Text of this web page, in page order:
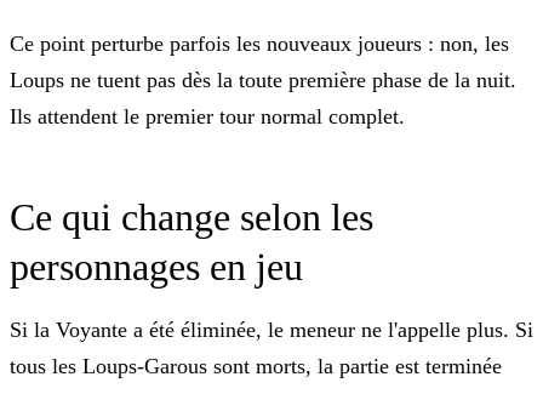
Ce point perturbe parfois les nouveaux joueurs : non, les
Loups ne tuent pas dès la toute première phase de la nuit.
Ils attendent le premier tour normal complet.
Ce qui change selon les
personnages en jeu
Si la Voyante a été éliminée, le meneur ne l'appelle plus. Si
tous les Loups-Garous sont morts, la partie est terminée